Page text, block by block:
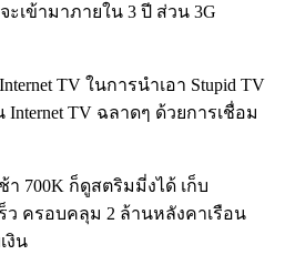
จะเข้ามาภายใน 3 ปี ส่วน 3G
TV ในการนำเอา Stupid TV
TV ฉลาดๆ ด้วยการเชื่อม
า 700K ก็ดูสตริมมี่งได้ เก็บ
ว ครอบคลุม 2 ล้านหลังคาเรือน
งิน